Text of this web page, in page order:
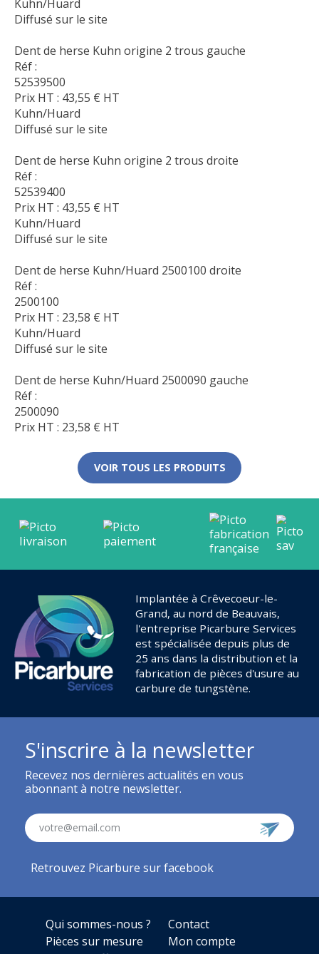
Kuhn/Huard
Diffusé sur le site
Dent de herse Kuhn origine 2 trous gauche
Réf :
52539500
Prix HT : 43,55 € HT
Kuhn/Huard
Diffusé sur le site
Dent de herse Kuhn origine 2 trous droite
Réf :
52539400
Prix HT : 43,55 € HT
Kuhn/Huard
Diffusé sur le site
Dent de herse Kuhn/Huard 2500100 droite
Réf :
2500100
Prix HT : 23,58 € HT
Kuhn/Huard
Diffusé sur le site
Dent de herse Kuhn/Huard 2500090 gauche
Réf :
2500090
Prix HT : 23,58 € HT
VOIR TOUS LES PRODUITS
Implantée à Crêvecoeur-le-
Grand, au nord de Beauvais,
l'entreprise Picarbure Services
est spécialisée depuis plus de
25 ans dans la distribution et la
fabrication de pièces d'usure au
carbure de tungstène.
Qui sommes-nous ?
Contact
Pièces sur mesure
Mon compte
S'inscrire à la newsletter
Recevez nos dernières actualités en vous
abonnant à notre newsletter.
votre@email.com
Retrouvez Picarbure sur facebook